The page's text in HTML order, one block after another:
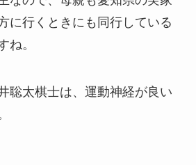
に行くときにも同行している
ね。
聡太棋士は、運動神経が良い